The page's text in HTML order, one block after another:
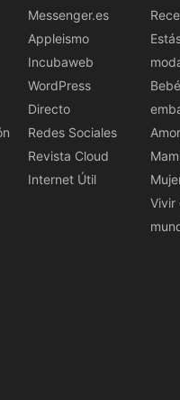
Messenger.es
Appleismo
Incubaweb
WordPress
Directo
Redes Sociales
Revista Cloud
Internet Útil
Vivir